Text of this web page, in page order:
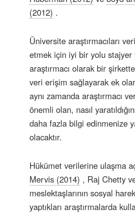
(2012) .
Üniversite araştırmacıları
etmek için iyi bir yolu
araştırmacı olarak bir
veri erişim sağlayarak ek
aynı zamanda araştırmacı
önemli olan, nasıl
daha fazla bilgi edinmenize
olacaktır.
Hükümet verilerine ulaşma
Mervis (2014) , Raj Chetty
meslektaşlarının sosyal
yaptıkları araştırmalarda